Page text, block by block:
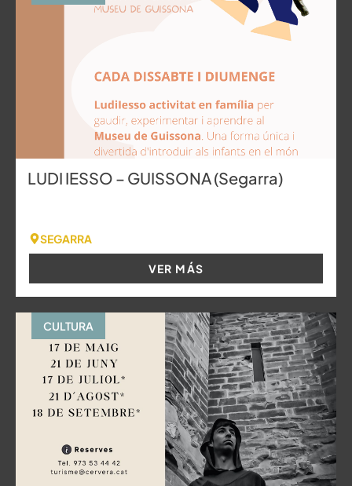
LUDI IESSO – GUISSONA (Segarra)
SEGARRA
VER MÁS
CULTURA